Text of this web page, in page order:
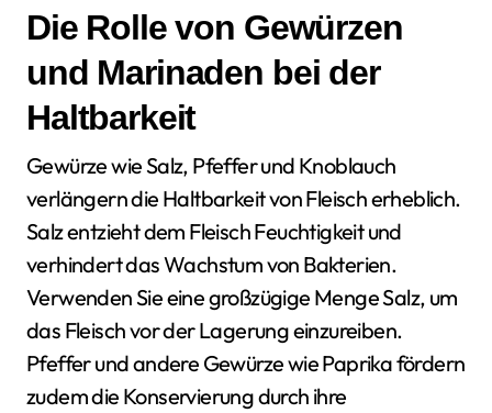
Die Rolle von Gewürzen
und Marinaden bei der
Haltbarkeit
Gewürze wie Salz, Pfeffer und Knoblauch
verlängern die Haltbarkeit von Fleisch erheblich.
Salz entzieht dem Fleisch Feuchtigkeit und
verhindert das Wachstum von Bakterien.
Verwenden Sie eine großzügige Menge Salz, um
das Fleisch vor der Lagerung einzureiben.
Pfeffer und andere Gewürze wie Paprika fördern
zudem die Konservierung durch ihre